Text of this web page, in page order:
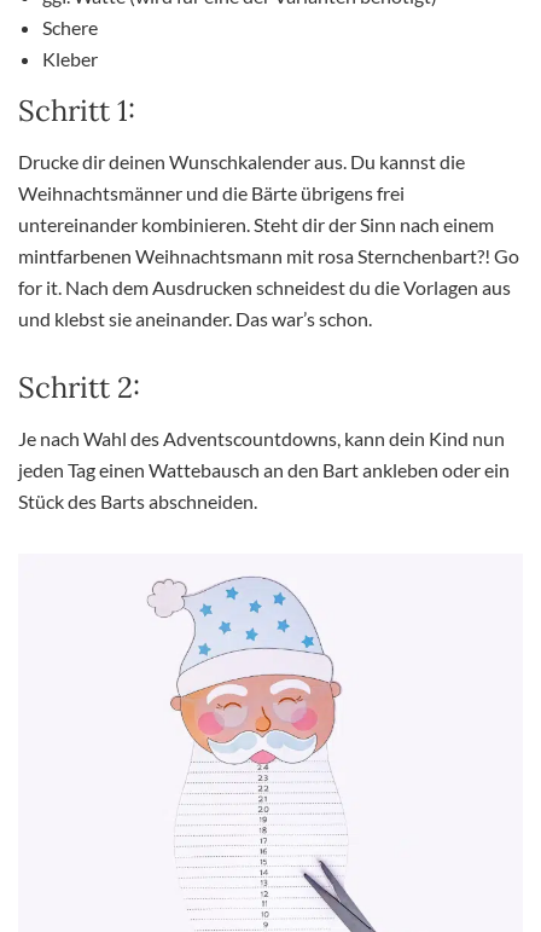
Schere
Kleber
Schritt 1:
Drucke dir deinen Wunschkalender aus. Du kannst die
Weihnachtsmänner und die Bärte übrigens frei
untereinander kombinieren. Steht dir der Sinn nach einem
mintfarbenen Weihnachtsmann mit rosa Sternchenbart?! Go
for it. Nach dem Ausdrucken schneidest du die Vorlagen aus
und klebst sie aneinander. Das war’s schon.
Schritt 2:
Je nach Wahl des Adventscountdowns, kann dein Kind nun
jeden Tag einen Wattebausch an den Bart ankleben oder ein
Stück des Barts abschneiden.